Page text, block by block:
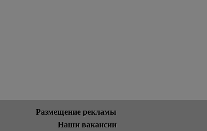
Размещение рекламы
Наши вакансии